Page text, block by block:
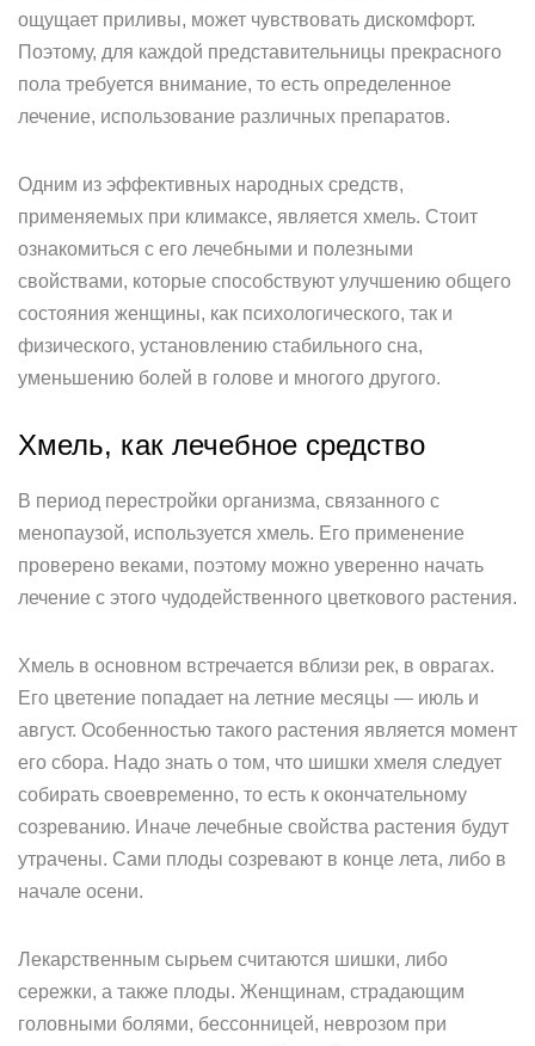
ощущает приливы, может чувствовать дискомфорт.
Поэтому, для каждой представительницы прекрасного
пола требуется внимание, то есть определенное
лечение, использование различных препаратов.
Одним из эффективных народных средств,
применяемых при климаксе, является хмель. Стоит
ознакомиться с его лечебными и полезными
свойствами, которые способствуют улучшению общего
состояния женщины, как психологического, так и
физического, установлению стабильного сна,
уменьшению болей в голове и многого другого.
Хмель, как лечебное средство
В период перестройки организма, связанного с
менопаузой, используется хмель. Его применение
проверено веками, поэтому можно уверенно начать
лечение с этого чудодейственного цветкового растения.
Хмель в основном встречается вблизи рек, в оврагах.
Его цветение попадает на летние месяцы — июль и
август. Особенностью такого растения является момент
его сбора. Надо знать о том, что шишки хмеля следует
собирать своевременно, то есть к окончательному
созреванию. Иначе лечебные свойства растения будут
утрачены. Сами плоды созревают в конце лета, либо в
начале осени.
Лекарственным сырьем считаются шишки, либо
сережки, а также плоды. Женщинам, страдающим
головными болями, бессонницей, неврозом при